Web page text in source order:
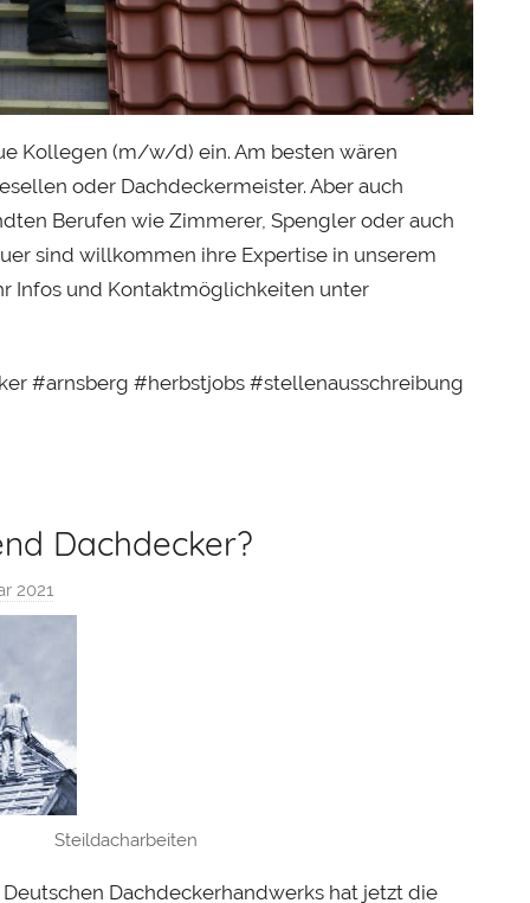
Kollegen (m/w/d) ein. Am besten wären
oder Dachdeckermeister. Aber auch
Berufen wie Zimmerer, Spengler oder auch
sind willkommen ihre Expertise in unserem
Infos und Kontaktmöglichkeiten unter
#arnsberg #herbstjobs #stellenausschreibung
Dachdecker?
2021
o
b
a
s
t
a
Steildacharbeiten
Dachdeckerhandwerks hat jetzt die